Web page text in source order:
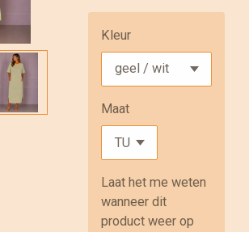
Kleur
Maat
Laat het me weten
wanneer dit
product weer op